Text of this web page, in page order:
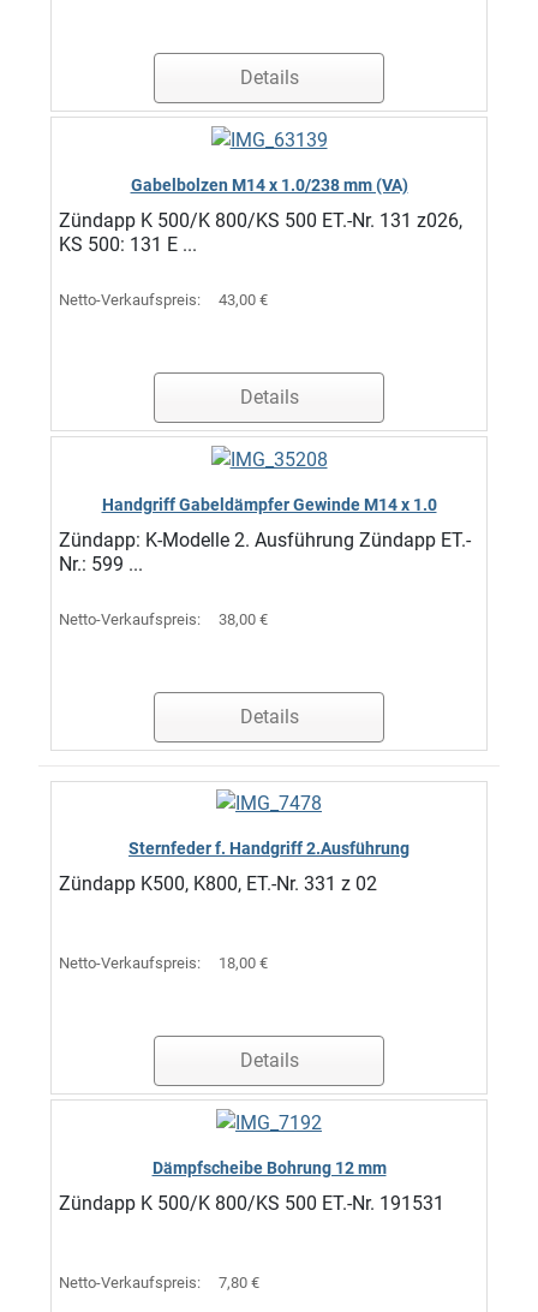
Details
Gabelbolzen M14 x 1.0/238 mm (VA)
Zündapp K 500/K 800/KS 500 ET.-Nr. 131 z026,
KS 500: 131 E ...
Netto-Verkaufspreis: 43,00 €
Details
Handgriff Gabeldämpfer Gewinde M14 x 1.0
Zündapp: K-Modelle 2. Ausführung Zündapp ET.-
Nr.: 599 ...
Netto-Verkaufspreis: 38,00 €
Details
Sternfeder f. Handgriff 2.Ausführung
Zündapp K500, K800, ET.-Nr. 331 z 02
Netto-Verkaufspreis: 18,00 €
Details
Dämpfscheibe Bohrung 12 mm
Zündapp K 500/K 800/KS 500 ET.-Nr. 191531
Netto-Verkaufspreis: 7,80 €